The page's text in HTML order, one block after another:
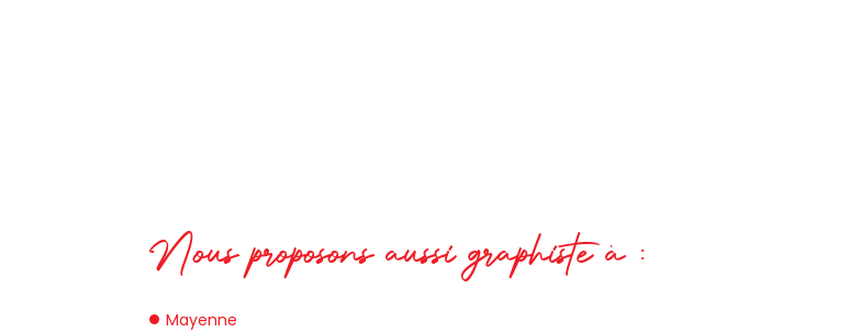
Nous proposons aussi graphiste à :
Mayenne